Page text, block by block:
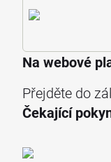
Na webové
Přejděte do
Čekající